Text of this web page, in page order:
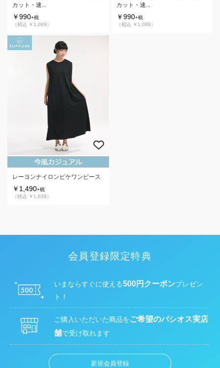
カット・速...
￥990+税
（税込 ￥1,089）
カット・速...
￥990+税
（税込 ￥1,089）
レーヨンナイロンピケワンピース
￥1,490+税
（税込 ￥1,639）
会員登録限定特典
いまならすぐに使える500円クーポンプレゼン
ト！
ご購入いただいた商品をご希望のパシオス実店
舗で受け取れます
新規会員登録